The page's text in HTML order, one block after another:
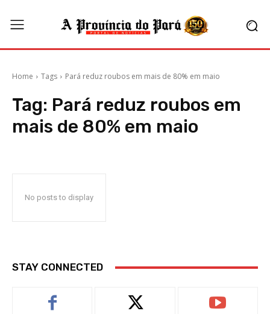
Home Tags Pará reduz roubos em mais de 80% em maio
Tag: Pará reduz roubos em
mais de 80% em maio
No posts to display
STAY CONNECTED